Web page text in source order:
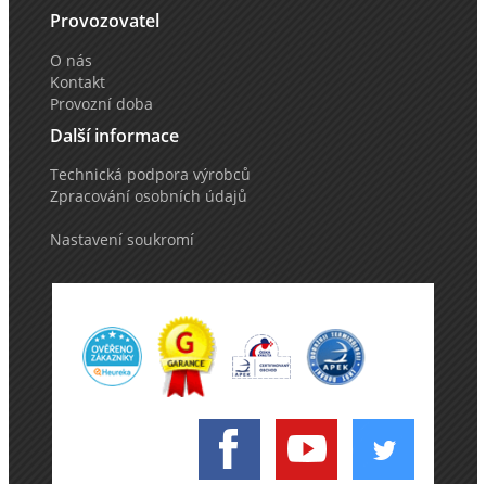
Provozovatel
O nás
Kontakt
Provozní doba
Další informace
Technická podpora výrobců
Zpracování osobních údajů
Nastavení soukromí